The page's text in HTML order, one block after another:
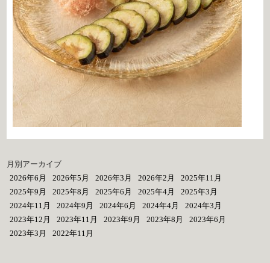
月別アーカイブ
2026年6月
2026年5月 2026年3月 2026年2月
2025年11月
2025年9月
2025年8月 2025年6月 2025年4月
2025年3月
2024年11月
2024年9月 2024年6月 2024年4月
2024年3月
2023年12月
2023年11月 2023年9月 2023年8月
2023年6月
2023年3月
2022年11月